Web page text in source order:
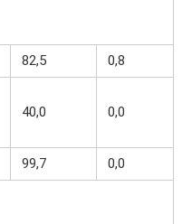
82,5 0,8
40,0 0,0
99,7 0,0